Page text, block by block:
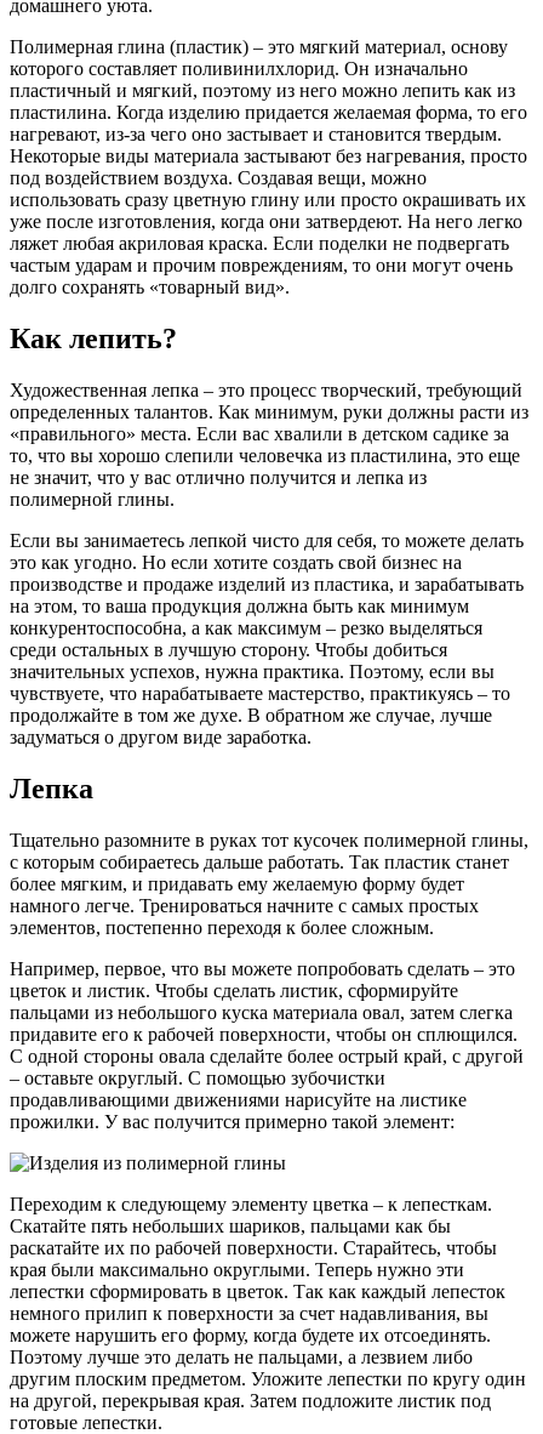
домашнего уюта.
Полимерная глина (пластик) – это мягкий материал, основу
которого составляет поливинилхлорид. Он изначально
пластичный и мягкий, поэтому из него можно лепить как из
пластилина. Когда изделию придается желаемая форма, то его
нагревают, из-за чего оно застывает и становится твердым.
Некоторые виды материала застывают без нагревания, просто
под воздействием воздуха. Создавая вещи, можно
использовать сразу цветную глину или просто окрашивать их
уже после изготовления, когда они затвердеют. На него легко
ляжет любая акриловая краска. Если поделки не подвергать
частым ударам и прочим повреждениям, то они могут очень
долго сохранять «товарный вид».
Как лепить?
Художественная лепка – это процесс творческий, требующий
определенных талантов. Как минимум, руки должны расти из
«правильного» места. Если вас хвалили в детском садике за
то, что вы хорошо слепили человечка из пластилина, это еще
не значит, что у вас отлично получится и лепка из
полимерной глины.
Если вы занимаетесь лепкой чисто для себя, то можете делать
это как угодно. Но если хотите создать свой бизнес на
производстве и продаже изделий из пластика, и зарабатывать
на этом, то ваша продукция должна быть как минимум
конкурентоспособна, а как максимум – резко выделяться
среди остальных в лучшую сторону. Чтобы добиться
значительных успехов, нужна практика. Поэтому, если вы
чувствуете, что нарабатываете мастерство, практикуясь – то
продолжайте в том же духе. В обратном же случае, лучше
задуматься о другом виде заработка.
Лепка
Тщательно разомните в руках тот кусочек полимерной глины,
с которым собираетесь дальше работать. Так пластик станет
более мягким, и придавать ему желаемую форму будет
намного легче. Тренироваться начните с самых простых
элементов, постепенно переходя к более сложным.
Например, первое, что вы можете попробовать сделать – это
цветок и листик. Чтобы сделать листик, сформируйте
пальцами из небольшого куска материала овал, затем слегка
придавите его к рабочей поверхности, чтобы он сплющился.
С одной стороны овала сделайте более острый край, с другой
– оставьте округлый. С помощью зубочистки
продавливающими движениями нарисуйте на листике
прожилки. У вас получится примерно такой элемент:
Переходим к следующему элементу цветка – к лепесткам.
Скатайте пять небольших шариков, пальцами как бы
раскатайте их по рабочей поверхности. Старайтесь, чтобы
края были максимально округлыми. Теперь нужно эти
лепестки сформировать в цветок. Так как каждый лепесток
немного прилип к поверхности за счет надавливания, вы
можете нарушить его форму, когда будете их отсоединять.
Поэтому лучше это делать не пальцами, а лезвием либо
другим плоским предметом. Уложите лепестки по кругу один
на другой, перекрывая края. Затем подложите листик под
готовые лепестки.